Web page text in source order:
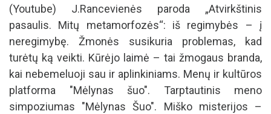
(Youtube) J.Rancevienės paroda „Atvirkštinis
pasaulis. Mitų metamorfozės“: iš regimybės – į
neregimybę. Žmonės susikuria problemas, kad
turėtų ką veikti. Kūrėjo laimė – tai žmogaus branda,
kai nebemeluoji sau ir aplinkiniams. Menų ir kultūros
platforma "Mėlynas šuo". Tarptautinis meno
simpoziumas "Mėlynas Šuo". Miško misterijos –